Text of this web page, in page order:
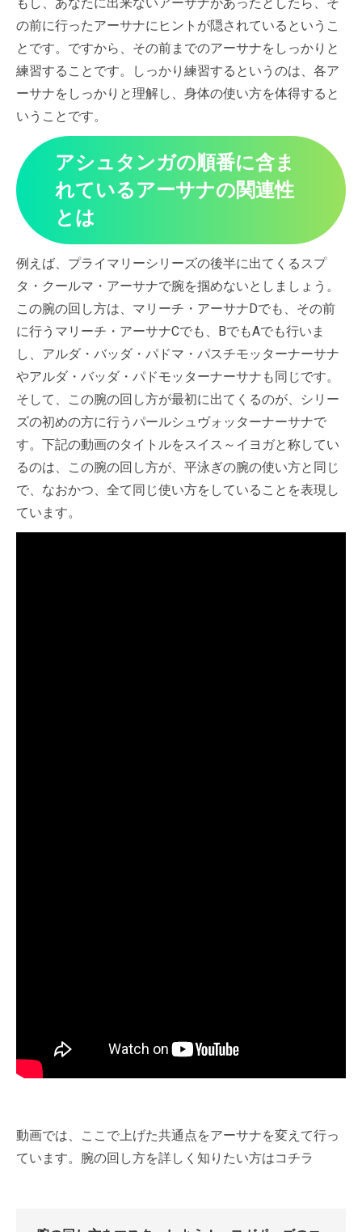
の前に行ったアーサナにヒントが隠されているというこ
とです。ですから、その前までのアーサナをしっかりと
練習することです。しっかり練習するというのは、各ア
ーサナをしっかりと理解し、身体の使い方を体得すると
いうことです。
アシュタンガの順番に含ま
れているアーサナの関連性
とは
例えば、プライマリーシリーズの後半に出てくるスプ
タ・クールマ・アーサナで腕を掴めないとしましょう。
この腕の回し方は、マリーチ・アーサナDでも、その前
に行うマリーチ・アーサナCでも、BでもAでも行いま
し、アルダ・バッダ・パドマ・パスチモッターナーサナ
やアルダ・バッダ・パドモッターナーサナも同じです。
そして、この腕の回し方が最初に出てくるのが、シリー
ズの初めの方に行うパールシュヴォッターナーサナで
す。下記の動画のタイトルをスイス～イヨガと称してい
るのは、この腕の回し方が、平泳ぎの腕の使い方と同じ
で、なおかつ、全て同じ使い方をしていることを表現し
ています。
動画では、ここで上げた共通点をアーサナを変えて行っ
ています。腕の回し方を詳しく知りたい方はコチラ